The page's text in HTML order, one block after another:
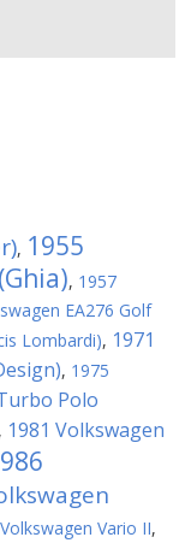
, 1955
, 1957
EA276 Golf
Lombardi), 1971
, 1975
Polo
, 1981 Volkswagen
Vario II,